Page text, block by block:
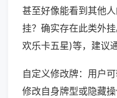
甚至好像能看到其他
挂？确实存在此类外
欢乐卡五星)等，建议
自定义修改牌：用户
修改自身牌型或隐藏